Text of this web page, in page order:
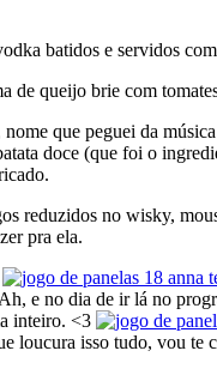
batidos e servidos
de queijo brie com
que peguei da
doce (que foi o
reduzidos no wisky,
pra ela.
Ah, e no dia de ir lá no
inteiro. <3
loucura isso tudo, vou